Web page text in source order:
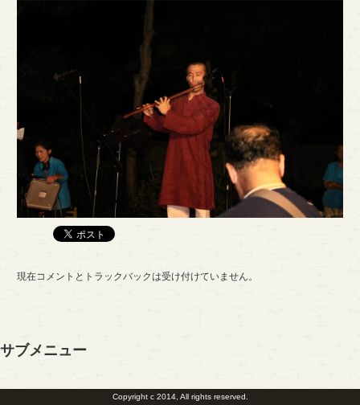
現在コメントとトラックバックは受け付けていません。
サブメニュー
Copyright c 2014, All rights reserved.